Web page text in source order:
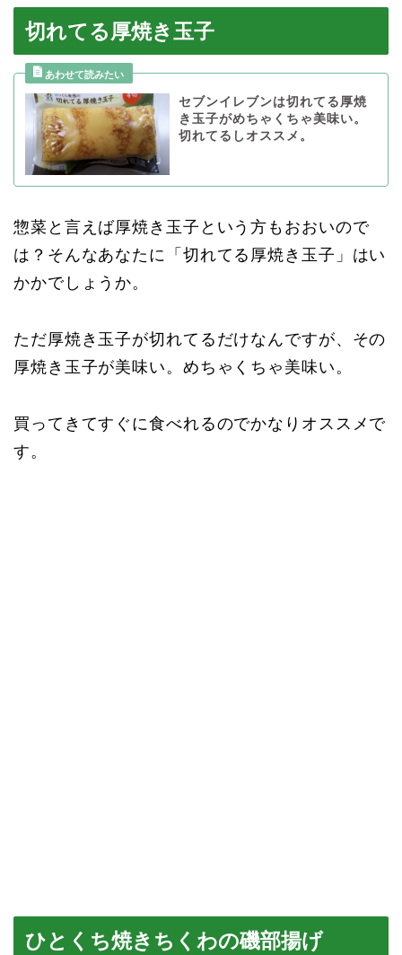
切れてる厚焼き玉子
セブンイレブンは切れてる厚焼
き玉子がめちゃくちゃ美味い。
切れてるしオススメ。
惣菜と言えば厚焼き玉子という方もおおいので
は？そんなあなたに「切れてる厚焼き玉子」はい
かかでしょうか。
ただ厚焼き玉子が切れてるだけなんですが、その
厚焼き玉子が美味い。めちゃくちゃ美味い。
買ってきてすぐに食べれるのでかなりオススメで
す。
ひとくち焼きちくわの磯部揚げ